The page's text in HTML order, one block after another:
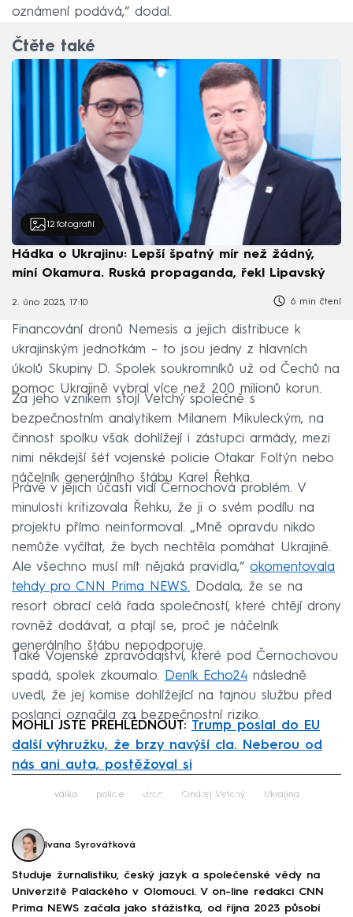
oznámení podává,“ dodal.
Čtěte také
12 fotografií
Hádka o Ukrajinu: Lepší špatný mír než žádný,
míní Okamura. Ruská propaganda, řekl Lipavský
2. úno 2025, 17:10 6 min čtení
Financování dronů Nemesis a jejich distribuce k
ukrajinským jednotkám – to jsou jedny z hlavních
úkolů Skupiny D. Spolek soukromníků už od Čechů na
pomoc Ukrajině vybral více než 200 milionů korun.
Za jeho vznikem stojí Vetchý společně s
bezpečnostním analytikem Milanem Mikuleckým, na
činnost spolku však dohlížejí i zástupci armády, mezi
nimi někdejší šéf vojenské policie Otakar Foltýn nebo
náčelník generálního štábu Karel Řehka.
Právě v jejich účasti vidí Černochová problém. V
minulosti kritizovala Řehku, že ji o svém podílu na
projektu přímo neinformoval. „Mně opravdu nikdo
nemůže vyčítat, že bych nechtěla pomáhat Ukrajině.
Ale všechno musí mít nějaká pravidla,“ okomentovala
tehdy pro CNN Prima NEWS. Dodala, že se na
resort obrací celá řada společností, které chtějí drony
rovněž dodávat, a ptají se, proč je náčelník
generálního štábu nepodporuje.
Také Vojenské zpravodajství, které pod Černochovou
spadá, spolek zkoumalo. Deník Echo24 následně
uvedl, že jej komise dohlížející na tajnou službu před
poslanci označila za bezpečnostní riziko.
MOHLI JSTE PŘEHLÉDNOUT: Trump poslal do EU
další výhružku, že brzy navýší cla. Neberou od
nás ani auta, postěžoval si
Failed to fetch
válka policie dron Ondřej Vetchý Ukrajina
Ivana Syrovátková
Studuje žurnalistiku, český jazyk a společenské vědy na
Univerzitě Palackého v Olomouci. V on-line redakci CNN
Prima NEWS začala jako stážistka, od října 2023 působí